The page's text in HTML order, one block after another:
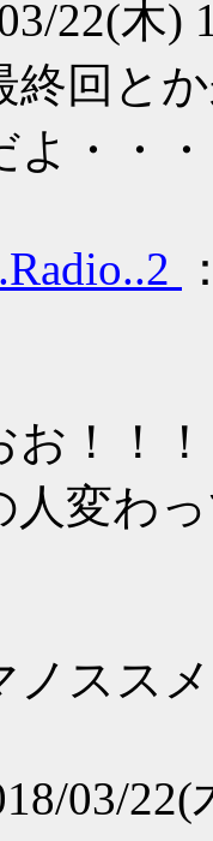
22(木)
終回と
・・・
お！！
人変わ
ノスス
03/22(